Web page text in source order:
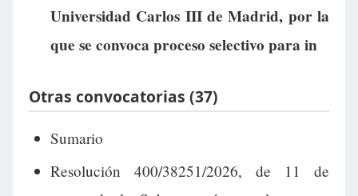
Universidad Carlos III de Madrid, por la
que se convoca proceso selectivo para in
Otras convocatorias (37)
Sumario
Resolución 400/38251/2026, de 11 de